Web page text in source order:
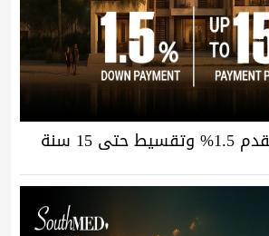
15 سنة